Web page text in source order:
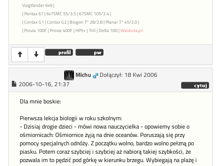
Voigtländer 6x9 |
| Pentax 67 | 6x7SMC 55/3.5 | 67SMC 105/2.4 |
| Contax G1 | Contax G2 | Biogon T* 28/2.8 | Planar T* 45/2.0 |
| Provia 100F | Provia 400F | HP5+ | TriX | Delta 100 |Waidodayo!
Michu
Dołączył: 18 Kwi 2006
2006-10-16, 21:37
Dla mnie boskie:
Pierwsza lekcja biologii w roku szkolnym:
- Dzisiaj drogie dzieci - mówi nowa nauczycielka - opowiemy sobie o
ośmiornicach: Ośmiornice żyją na dnie oceanów. Poruszają się przy
pomocy specjalnych odnóży. Z początku wolno, bardzo wolno pełzną po
piasku. Potem coraz szybciej i szybciej aż nabiorą takiej szybkości, że
pozwala im to pędzić pod górkę w kierunku brzegu. Wybiegają na plażę i